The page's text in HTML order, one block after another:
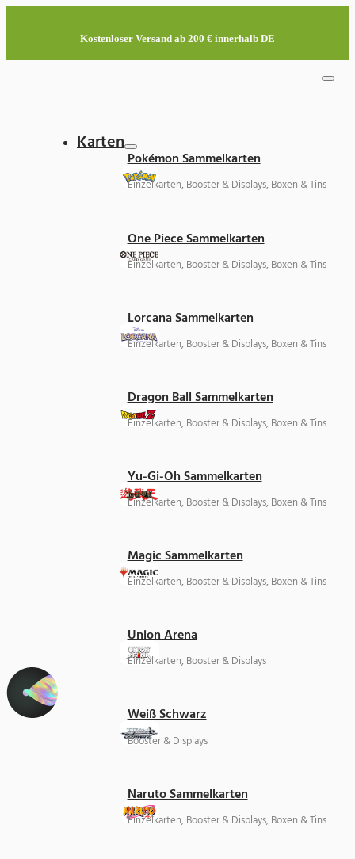
Kostenloser Versand ab 200 € innerhalb DE
Karten
Pokémon Sammelkarten
Einzelkarten, Booster & Displays, Boxen & Tins
One Piece Sammelkarten
Einzelkarten, Booster & Displays, Boxen & Tins
Lorcana Sammelkarten
Einzelkarten, Booster & Displays, Boxen & Tins
Dragon Ball Sammelkarten
Einzelkarten, Booster & Displays, Boxen & Tins
Yu-Gi-Oh Sammelkarten
Einzelkarten, Booster & Displays, Boxen & Tins
Magic Sammelkarten
Einzelkarten, Booster & Displays, Boxen & Tins
Union Arena
Einzelkarten, Booster & Displays
Weiß Schwarz
Booster & Displays
Naruto Sammelkarten
Einzelkarten, Booster & Displays, Boxen & Tins